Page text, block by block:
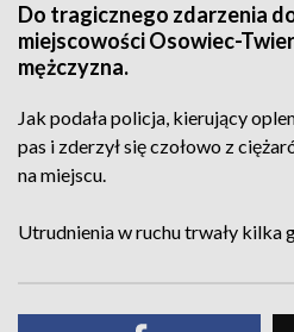
Do tragicznego zdarzenia
miejscowości Osowiec-
mężczyzna.
Jak podała policja, kierujący
pas i zderzył się czołowo z
na miejscu.
Utrudnienia w ruchu trwały kilka